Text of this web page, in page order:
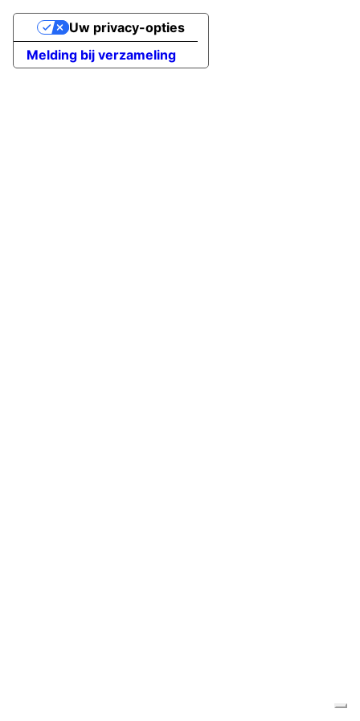
Melding bij verzameling
Uw privacy-opties